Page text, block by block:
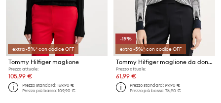
extra -5%* con codice OFF
Tommy Hilfiger maglione
Prezzo attuale:
105,99 €
Prezzo standard:169,90 €
Prezzo più basso:109,90 €
-19%
extra -5%* con codice OFF
Tommy Hilfiger maglione da donna con cotone
Prezzo attuale:
61,99 €
Prezzo standard:99,90 €
Prezzo più basso:76,90 €